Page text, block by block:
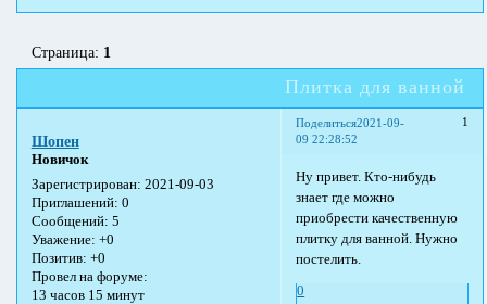
Плитка для ванной
Страница: 1
Поделиться 1
2021-09-
09 22:28:52
Шопен
Новичок
Зарегистрирован: 2021-09-03
Приглашений: 0
Сообщений: 5
Уважение: +0
Позитив: +0
Провел на форуме:
13 часов 15 минут
Ну привет. Кто-нибудь
знает где можно
приобрести качественную
плитку для ванной. Нужно
постелить.
0